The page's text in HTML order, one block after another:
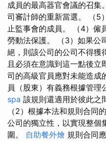
成員的最高器官會議的召
司審計師的重新當選。 （5
止監事會的成員。 （4）僱
勞動法保護。 （3）如果公
絕，則該公司的公司不得獲
且必須在意識到這一點後立
司的高級官員應對未能造成
員（股東）有義務根據管理
spa 該規則還適用於彼此之
（2）根據本法和規則合同
公司的獨立性，以實現整個
圍。 自助餐外燴 規則合同